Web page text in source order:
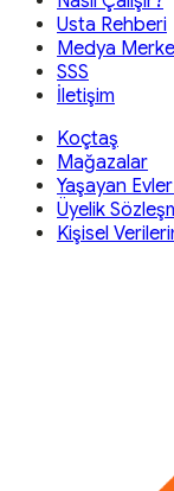
Usta Rehberi
Medya
SSS
İletişim
Koçtaş
Mağazalar
Yaşayan
Üyelik
Kişisel